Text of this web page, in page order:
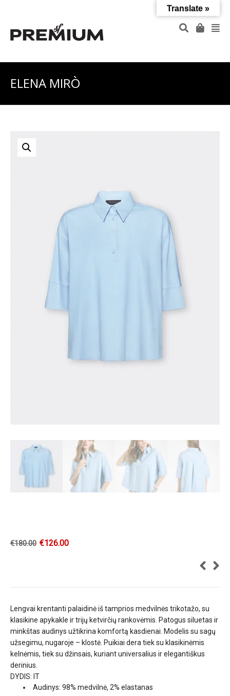
ELENA MIRÒ
€180.00 €126.00
Lengvai krentanti palaidinė iš tamprios medvilnės trikotažo, su
klasikine apykakle ir trijų ketvirčių rankovėmis. Patogus siluetas ir
minkštas audinys užtikrina komfortą kasdienai. Modelis su sagų
užsegimu, nugaroje – klostė. Puikiai dera tiek su klasikinėmis
kelnėmis, tiek su džinsais, kuriant universalius ir elegantiškus
derinius.
DYDIS: IT
Audinys: 98% medvilnė, 2% elastanas
Translate »